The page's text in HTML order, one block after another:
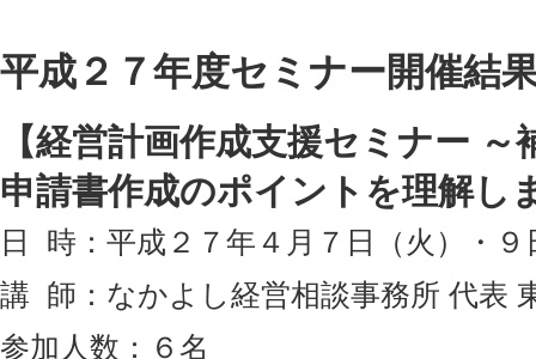
平成２７年度セミナー開催結
【経営計画作成支援セミナー
申請書作成のポイントを理解し
日 時：平成２７年４月７日（火）・９
講 師：なかよし経営相談事務所 代表
参加人数：６名